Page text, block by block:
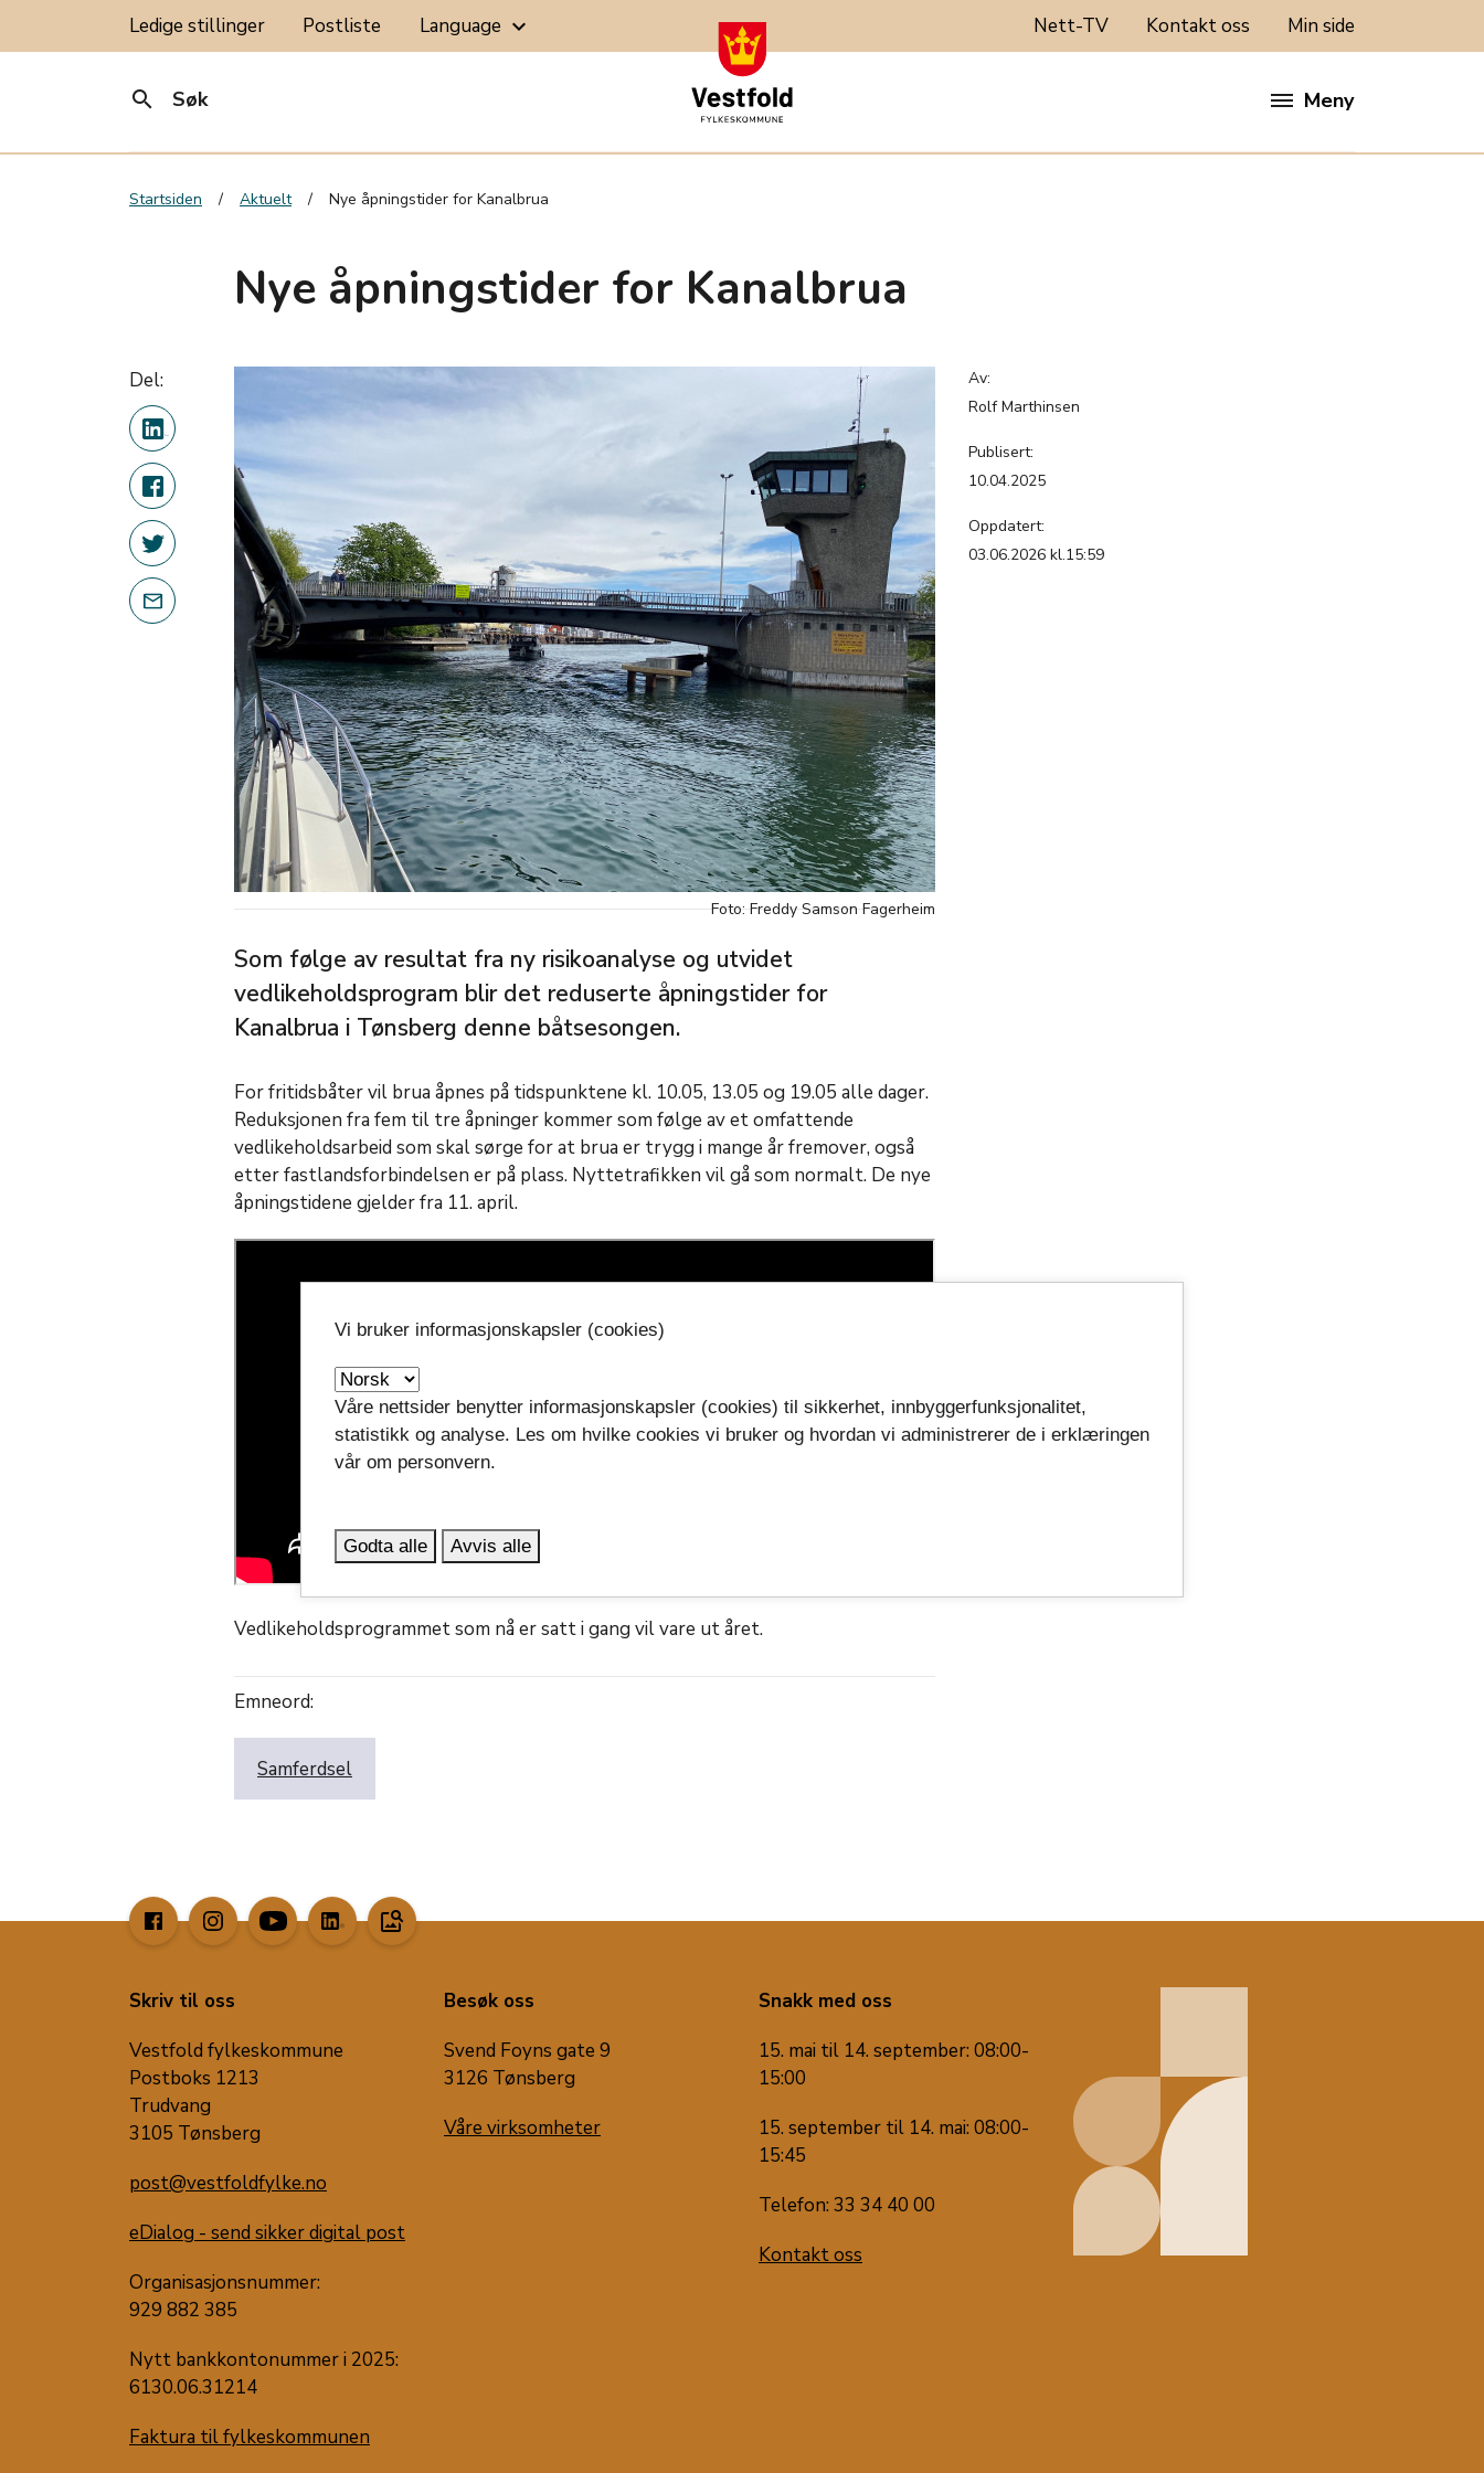
Ledige stillinger Postliste Language keyboard_arrow_down Nett-TV Kontakt oss Min side
search Søk Meny
Startsiden Aktuelt Nye åpningstider for Kanalbrua
Nye åpningstider for Kanalbrua
Del:
Foto: Freddy Samson Fagerheim
Av:
Rolf Marthinsen
Publisert:
10.04.2025
Oppdatert:
03.06.2026 kl.15:59
Som følge av resultat fra ny risikoanalyse og utvidet
vedlikeholdsprogram blir det reduserte åpningstider for
Kanalbrua i Tønsberg denne båtsesongen.
For fritidsbåter vil brua åpnes på tidspunktene kl. 10.05, 13.05 og 19.05 alle dager.
Reduksjonen fra fem til tre åpninger kommer som følge av et omfattende
vedlikeholdsarbeid som skal sørge for at brua er trygg i mange år fremover, også
etter fastlandsforbindelsen er på plass. Nyttetrafikken vil gå som normalt. De nye
åpningstidene gjelder fra 11. april.
Vedlikeholdsprogrammet som nå er satt i gang vil vare ut året.
Emneord:
Samferdsel
image_search
Skriv til oss
Vestfold fylkeskommune
Postboks 1213
Trudvang
3105 Tønsberg
post@vestfoldfylke.no
eDialog - send sikker digital post
Organisasjonsnummer:
929 882 385
Nytt bankkontonummer i 2025:
6130.06.31214
Faktura til fylkeskommunen
Besøk oss
Svend Foyns gate 9
3126 Tønsberg
Våre virksomheter
Snakk med oss
15. mai til 14. september: 08:00-
15:00
15. september til 14. mai: 08:00-
15:45
Telefon: 33 34 40 00
Kontakt oss
Vi bruker informasjonskapsler (cookies)
Våre nettsider benytter informasjonskapsler (cookies) til sikkerhet, innbyggerfunksjonalitet,
statistikk og analyse. Les om hvilke cookies vi bruker og hvordan vi administrerer de i erklæringen
vår om personvern.
Godta alle Avvis alle